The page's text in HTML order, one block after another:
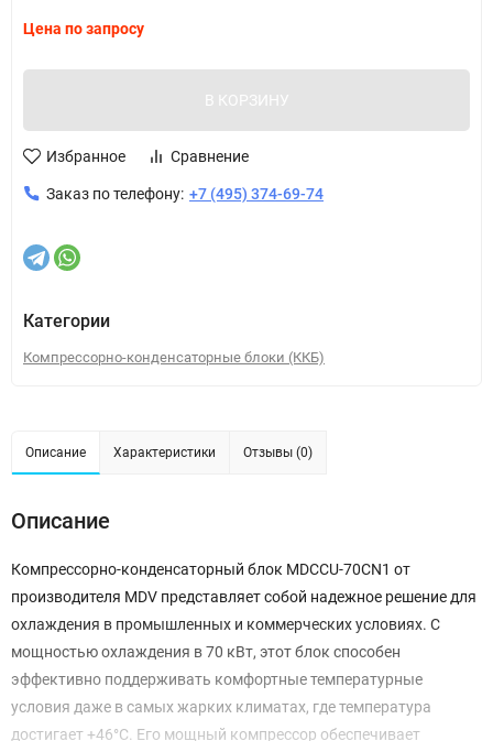
Цена по запросу
В КОРЗИНУ
Избранное Сравнение
Заказ по телефону: +7 (495) 374-69-74
Категории
Компрессорно-конденсаторные блоки (ККБ)
Описание Характеристики Отзывы (0)
Описание
Компрессорно-конденсаторный блок MDCCU-70CN1 от
производителя MDV представляет собой надежное решение для
охлаждения в промышленных и коммерческих условиях. С
мощностью охлаждения в 70 кВт, этот блок способен
эффективно поддерживать комфортные температурные
условия даже в самых жарких климатах, где температура
достигает +46°C. Его мощный компрессор обеспечивает